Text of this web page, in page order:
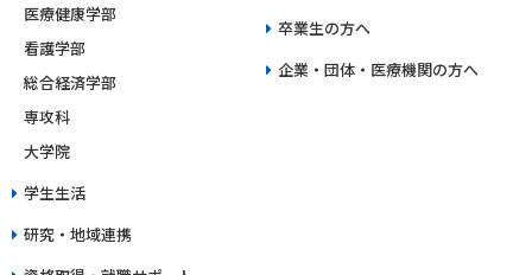
医療健康学部
看護学部
総合経済学部
専攻科
大学院
学生生活
研究・地域連携
卒業生の方へ
企業・団体・医療機関の方へ